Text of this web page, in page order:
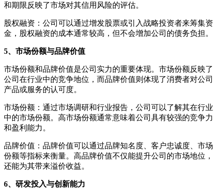
和期限反映了市场对其信用风险的评估。
股权融资：公司可以通过增发股票或引入战略投资者来筹集资
金，股权融资的成本通常较高，但不会增加公司的债务负担。
5、市场份额与品牌价值
市场份额和品牌价值是公司实力的重要体现。市场份额反映了
公司在行业中的竞争地位，而品牌价值则体现了消费者对公司
产品或服务的认可度。
市场份额：通过市场调研和行业报告，公司可以了解其在行业
中的市场份额。高市场份额通常意味着公司具有较强的竞争力
和盈利能力。
品牌价值：品牌价值可以通过品牌知名度、客户忠诚度、市场
份额等指标来衡量。高品牌价值不仅能提升公司的市场地位，
还能为其带来溢价收益。
6、研发投入与创新能力